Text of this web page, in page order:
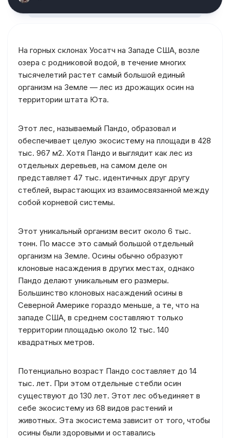
На горных склонах Уосатч на Западе США, возле
озера с родниковой водой, в течение многих
тысячелетий растет самый большой единый
организм на Земле — лес из дрожащих осин на
территории штата Юта.
Этот лес, называемый Пандо, образовал и
обеспечивает целую экосистему на площади в 428
тыс. 967 м2. Хотя Пандо и выглядит как лес из
отдельных деревьев, на самом деле он
представляет 47 тыс. идентичных друг другу
стеблей, вырастающих из взаимосвязанной между
собой корневой системы.
Этот уникальный организм весит около 6 тыс.
тонн. По массе это самый большой отдельный
организм на Земле. Осины обычно образуют
клоновые насаждения в других местах, однако
Пандо делают уникальным его размеры.
Большинство клоновых насаждений осины в
Северной Америке гораздо меньше, а те, что на
западе США, в среднем составляют только
территории площадью около 12 тыс. 140
квадратных метров.
Потенциально возраст Пандо составляет до 14
тыс. лет. При этом отдельные стебли осин
существуют до 130 лет. Этот лес объединяет в
себе экосистему из 68 видов растений и
животных. Эта экосистема зависит от того, чтобы
осины были здоровыми и оставались